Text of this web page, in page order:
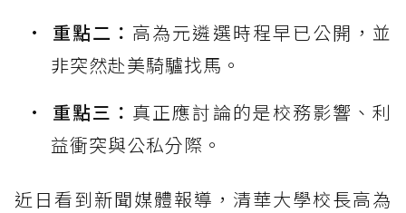
重點二： 高為元遴選時程早已公開，並
非突然赴美騎驢找馬。
重點三： 真正應討論的是校務影響、利
益衝突與公私分際。
近日看到新聞媒體報導，清華大學校長高為